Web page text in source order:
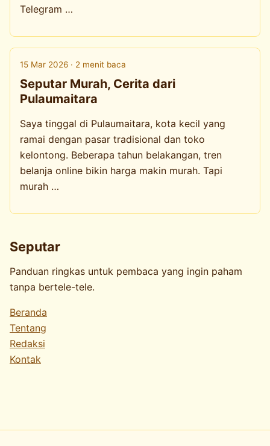
Telegram …
15 Mar 2026 · 2 menit baca
Seputar Murah, Cerita dari
Pulaumaitara
Saya tinggal di Pulaumaitara, kota kecil yang
ramai dengan pasar tradisional dan toko
kelontong. Beberapa tahun belakangan, tren
belanja online bikin harga makin murah. Tapi
murah …
Seputar
Panduan ringkas untuk pembaca yang ingin paham
tanpa bertele-tele.
Beranda
Tentang
Redaksi
Kontak